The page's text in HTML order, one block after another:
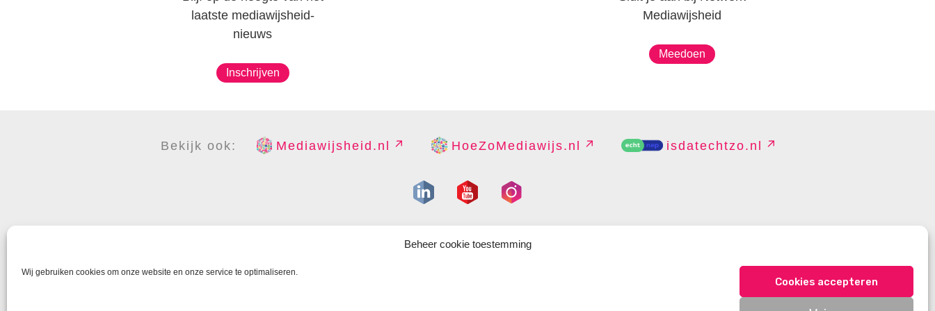
Beheer cookie toestemming
Wij gebruiken cookies om onze website en onze service te optimaliseren.
Cookies accepteren
laatste mediawijsheid-
nieuws
Inschrijven
Mediawijsheid
Meedoen
Bekijk ook: Mediawijsheid.nl HoeZoMediawijs.nl isdatechtzo.nl